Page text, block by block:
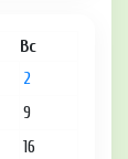
Вс
2
9
16